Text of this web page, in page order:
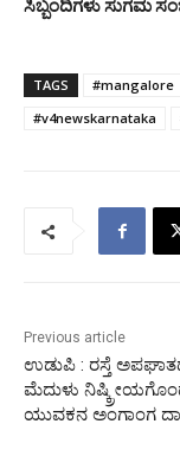
ಸಿಬ್ಬಂದಿಗಳು ಸುಗಮ
TAGS #mangalore
#v4newskarnataka
Previous article
ಉಡುಪಿ : ರಸ್ತೆ
ಮೆದುಳು
ಯುವಕನ ಅಂಗಾಂಗ